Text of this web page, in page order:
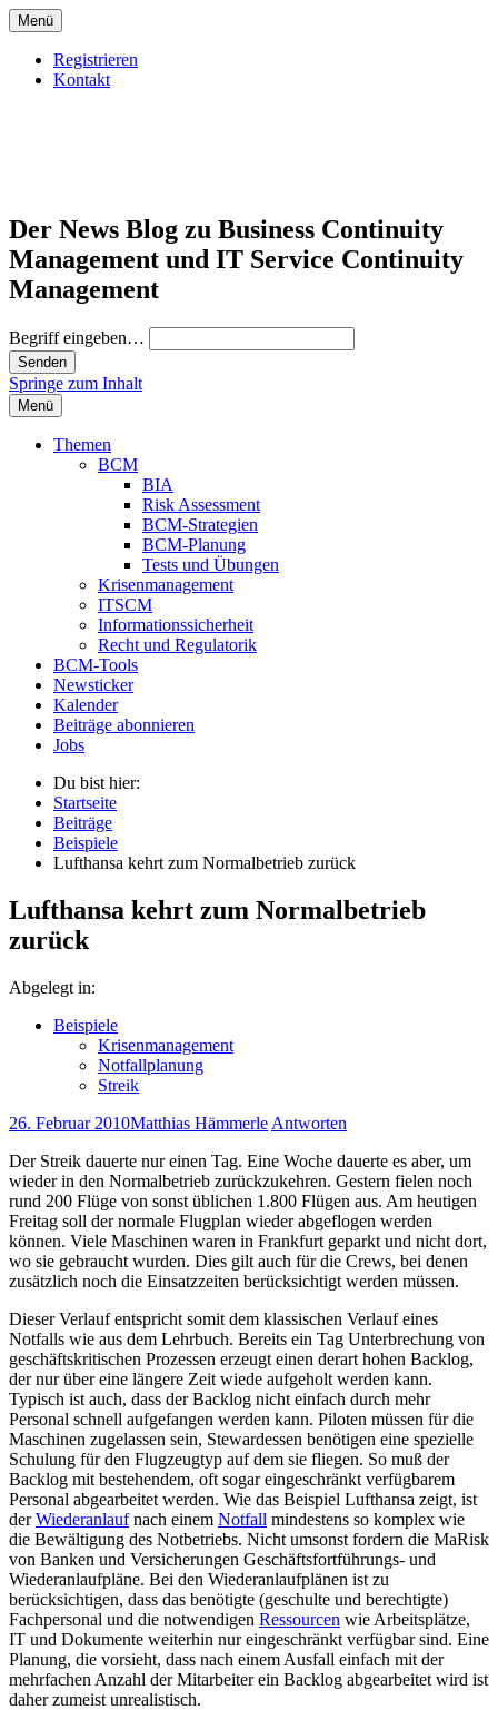
Menü
Registrieren
Kontakt
Der News Blog zu Business Continuity
Management und IT Service Continuity
Management
Begriff eingeben…
Springe zum Inhalt
Menü
Themen
BCM
BIA
Risk Assessment
BCM-Strategien
BCM-Planung
Tests und Übungen
Krisenmanagement
ITSCM
Informationssicherheit
Recht und Regulatorik
BCM-Tools
Newsticker
Kalender
Beiträge abonnieren
Jobs
Du bist hier:
Startseite
Beiträge
Beispiele
Lufthansa kehrt zum Normalbetrieb zurück
Lufthansa kehrt zum Normalbetrieb
zurück
Abgelegt in:
Beispiele
Krisenmanagement
Notfallplanung
Streik
26. Februar 2010Matthias Hämmerle Antworten
Der Streik dauerte nur einen Tag. Eine Woche dauerte es aber, um
wieder in den Normalbetrieb zurückzukehren. Gestern fielen noch
rund 200 Flüge von sonst üblichen 1.800 Flügen aus. Am heutigen
Freitag soll der normale Flugplan wieder abgeflogen werden
können. Viele Maschinen waren in Frankfurt geparkt und nicht dort,
wo sie gebraucht wurden. Dies gilt auch für die Crews, bei denen
zusätzlich noch die Einsatzzeiten berücksichtigt werden müssen.
Dieser Verlauf entspricht somit dem klassischen Verlauf eines
Notfalls wie aus dem Lehrbuch. Bereits ein Tag Unterbrechung von
geschäftskritischen Prozessen erzeugt einen derart hohen Backlog,
der nur über eine längere Zeit wiede aufgeholt werden kann.
Typisch ist auch, dass der Backlog nicht einfach durch mehr
Personal schnell aufgefangen werden kann. Piloten müssen für die
Maschinen zugelassen sein, Stewardessen benötigen eine spezielle
Schulung für den Flugzeugtyp auf dem sie fliegen. So muß der
Backlog mit bestehendem, oft sogar eingeschränkt verfügbarem
Personal abgearbeitet werden. Wie das Beispiel Lufthansa zeigt, ist
derWiederanlaufnach einem Notfall mindestens so komplex wie
die Bewältigung des Notbetriebs. Nicht umsonst fordern die MaRisk
von Banken und Versicherungen Geschäftsfortführungs- und
Wiederanlaufpläne. Bei den Wiederanlaufplänen ist zu
berücksichtigen, dass das benötigte (geschulte und berechtigte)
Fachpersonal und die notwendigen Ressourcen wie Arbeitsplätze,
IT und Dokumente weiterhin nur eingeschränkt verfügbar sind. Eine
Planung, die vorsieht, dass nach einem Ausfall einfach mit der
mehrfachen Anzahl der Mitarbeiter ein Backlog abgearbeitet wird ist
daher zumeist unrealistisch.